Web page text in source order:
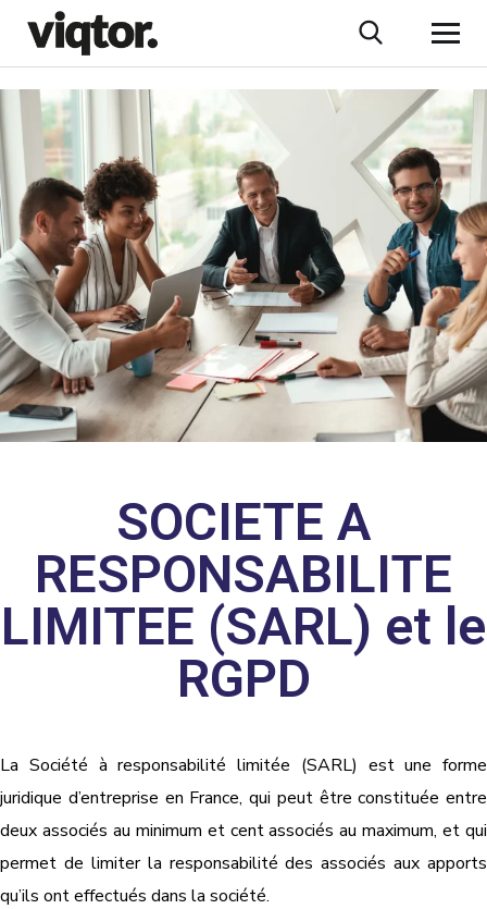
SOCIETE A
RESPONSABILITE
LIMITEE (SARL) et le
RGPD
La Société à responsabilité limitée (SARL) est une forme
juridique d’entreprise en France, qui peut être constituée entre
deux associés au minimum et cent associés au maximum, et qui
permet de limiter la responsabilité des associés aux apports
qu’ils ont effectués dans la société.